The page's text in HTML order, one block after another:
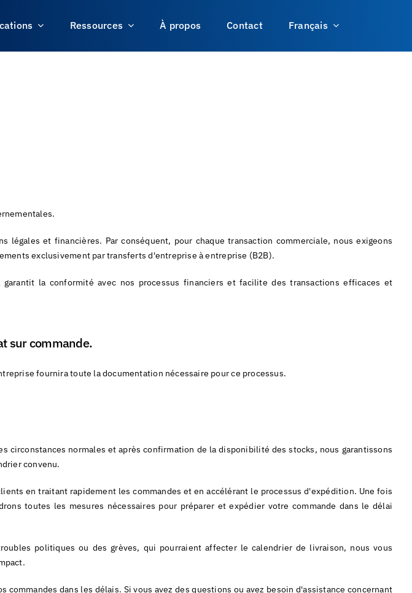
Ressources À propos Contact Français
et financières. Par conséquent, pour chaque transaction commerciale, nous exigeons
exclusivement par transferts d'entreprise à entreprise (B2B).
la conformité avec nos processus financiers et facilite des transactions efficaces et
sur commande.
fournira toute la documentation nécessaire pour ce processus.
circonstances normales et après confirmation de la disponibilité des stocks, nous garantissons
convenu.
en traitant rapidement les commandes et en accélérant le processus d'expédition. Une fois
toutes les mesures nécessaires pour préparer et expédier votre commande dans le délai
politiques ou des grèves, qui pourraient affecter le calendrier de livraison, nous vous
dans les délais. Si vous avez des questions ou avez besoin d'assistance concernant